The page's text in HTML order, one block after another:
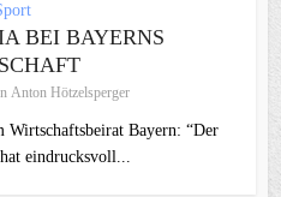
BEI BAYERNS
Anton Hötzelsperger
Bayern: “Der
eindrucksvoll...